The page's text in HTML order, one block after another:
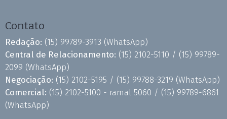
Contato
Redação: (15) 99789-3913 (WhatsApp)
Central de Relacionamento: (15) 2102-5110 / (15) 99789-
2099 (WhatsApp)
Negociação: (15) 2102-5195 / (15) 99788-3219 (WhatsApp)
Comercial: (15) 2102-5100 - ramal 5060 / (15) 99789-6861
(WhatsApp)